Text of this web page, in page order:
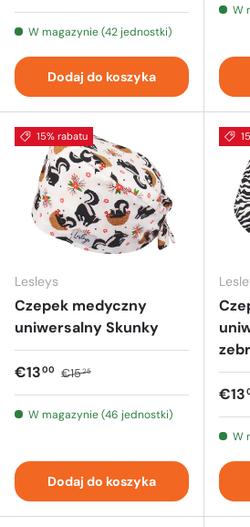
W magazynie (42 jednostki)
Dodaj do koszyka
W
15% rabatu
Lesleys
Czepek medyczny
uniwersalny Skunky
€1300 €1525
W magazynie (46 jednostki)
Dodaj do koszyka
€13
W